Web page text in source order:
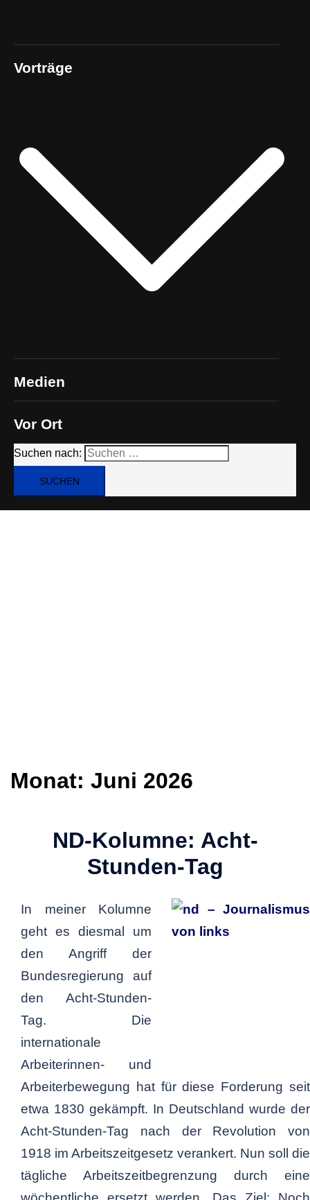
Vorträge
Medien
Vor Ort
Suchen nach:
Monat: Juni 2026
ND-Kolumne: Acht-
Stunden-Tag
In meiner Kolumne
geht es diesmal um
den Angriff der
Bundesregierung auf
den Acht-Stunden-
Tag. Die
internationale
Arbeiterinnen- und
Arbeiterbewegung hat für diese Forderung seit
etwa 1830 gekämpft. In Deutschland wurde der
Acht-Stunden-Tag nach der Revolution von
1918 im Arbeitszeitgesetz verankert. Nun soll die
tägliche Arbeitszeitbegrenzung durch eine